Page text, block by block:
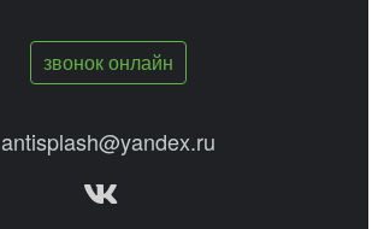
звонок онлайн
antisplash@yandex.ru